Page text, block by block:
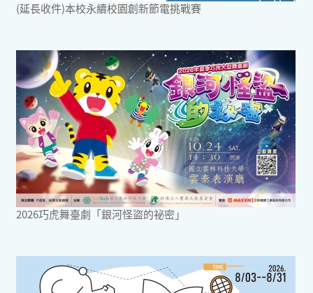
(延長收件)本校永續校園創新節電挑戰賽
2026巧虎舞臺劇「銀河怪盜的祕密」